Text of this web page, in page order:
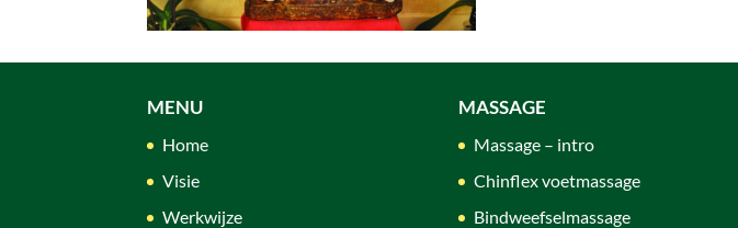
MENU
Home
Visie
Werkwijze
MASSAGE
Massage – intro
Chinflex voetmassage
Bindweefselmassage